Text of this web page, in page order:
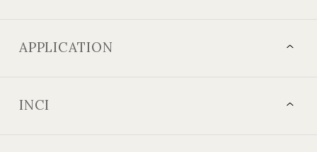
APPLICATION
INCI